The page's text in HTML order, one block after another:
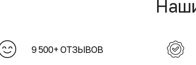
9 500+ ОТЗЫВОВ